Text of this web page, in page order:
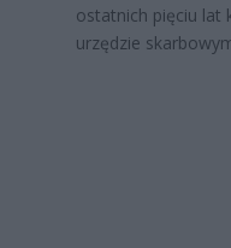
ostatnich pięciu lat
urzędzie